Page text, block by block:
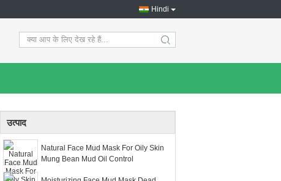
Hindi
search
उत्पाद
Natural Face Mud Mask For Oily Skin
Mung Bean Mud Oil Control